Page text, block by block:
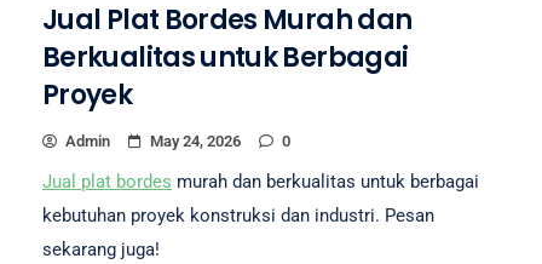
Jual Plat Bordes Murah dan
Berkualitas untuk Berbagai
Proyek
Admin May 24, 2026 0
Jual plat bordes murah dan berkualitas untuk berbagai
kebutuhan proyek konstruksi dan industri. Pesan
sekarang juga!